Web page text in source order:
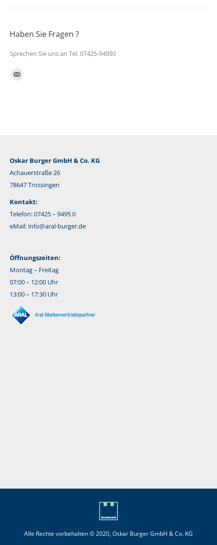
Haben Sie Fragen ?
Sprechen Sie uns an Tel. 07425-94950
Finden Sie uns auf:
Oskar Burger GmbH & Co. KG
Achauerstraße 26
78647 Trossingen
Kontakt:
Telefon: 07425 – 9495 0
eMail: info@aral-burger.de
Öffnungszeiten:
Montag – Freitag
07:00 – 12:00 Uhr
13:00 – 17:30 Uhr
Alle Rechte vorbehalten © 2020, Oskar Burger GmbH & Co. KG